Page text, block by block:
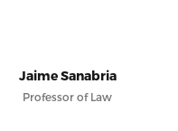
Jaime Sanabria
Professor of Law